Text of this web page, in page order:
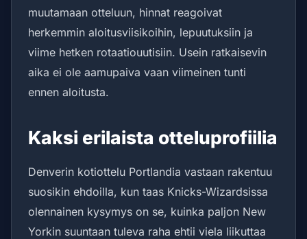
muutamaan otteluun, hinnat reagoivat
herkemmin aloitusviisikoihin, lepuutuksiin ja
viime hetken rotaatiouutisiin. Usein ratkaisevin
aika ei ole aamupaiva vaan viimeinen tunti
ennen aloitusta.
Kaksi erilaista otteluprofiilia
Denverin kotiottelu Portlandia vastaan rakentuu
suosikin ehdoilla, kun taas Knicks-Wizardsissa
olennainen kysymys on se, kuinka paljon New
Yorkin suuntaan tuleva raha ehtii viela liikuttaa